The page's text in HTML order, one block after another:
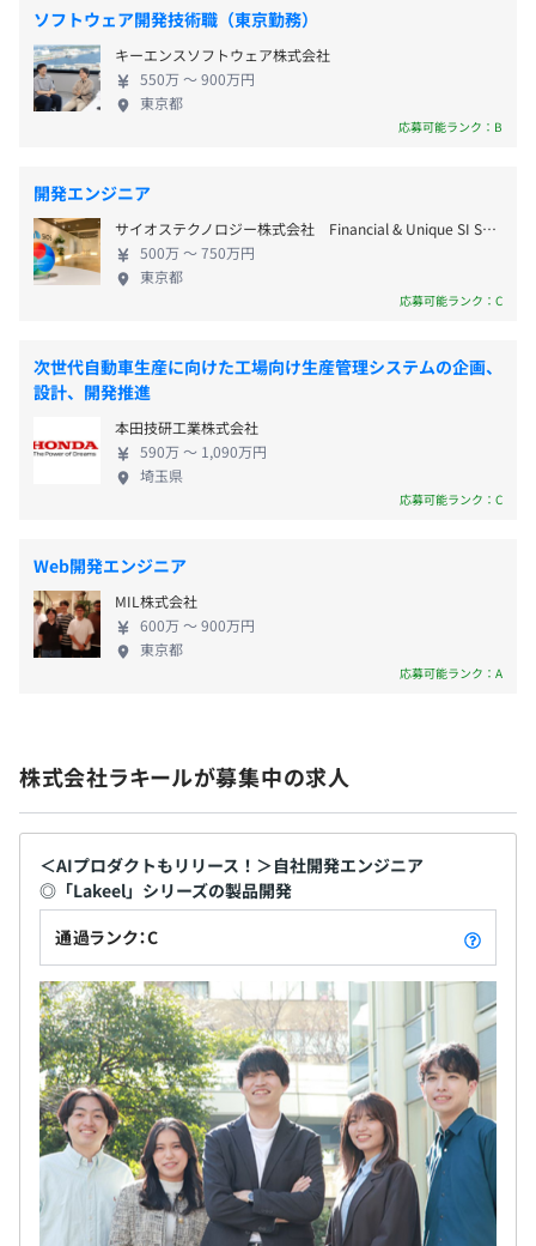
希望に応じて支給予定
Docker、AWS CloudFormation、Kubernetes
■都営地下鉄三田線「御成門駅」A5出口より 徒歩約3分
■東京メトロ日比谷線「神谷町駅」3番出口より 徒歩約4
とに勤続年数に応じて付与（最大20日）
・産休育休・介護休業、子の看護休暇、介護休暇
・リフレッシュ休暇、創立記念日休暇、慶弔休暇
・通勤手当（1ヶ月定期代を実費支給（上限5万円））
・時間外勤務手当
※給与2ヶ月分を基準とし、会社業績・個人評価により変
動あり
関東ITソフトウェア健康保険組合加入
社会保険完備（雇用・健康・労災・厚生年金）
無期雇用
試用期間あり：6カ月（条件・待遇に変動なし）
の社員はLaKeel Wayを理解し、実践することを期待
されています。 「ロイヤリティ」 Royalty：企業理念
に共感し、チームの一員として誇りを持って行動す
ること 「問題解決能力」 Capability for problem
solving：立ちはだかるさまざまな問題に対して自分
Innovative：探求心、想像力をもってブレイクスル
ーに挑むこと 「プロフェッショナル」
Professional：高い専門性をもって有言実行すること
「ヒューマンスキル」 Human skill：ポジティブかつ
建設的に物事をとらえ、チームと自身の成長を継続
ソフトウェア開発技術職（東京勤務）
キーエンスソフトウェア株式会社
550万 〜 900万円
東京都
応募可能ランク：B
開発エンジニア
サイオステクノロジー株式会社 Financial & Unique SI Service Line
500万 〜 750万円
東京都
応募可能ランク：C
次世代自動車生産に向けた工場向け生産管理システムの企画、
設計、開発推進
本田技研工業株式会社
590万 〜 1,090万円
埼玉県
応募可能ランク：C
Web開発エンジニア
MIL株式会社
600万 〜 900万円
東京都
応募可能ランク：A
株式会社ラキールが募集中の求人
＜AIプロダクトもリリース！＞自社開発エンジニア
◎「Lakeel」シリーズの製品開発
通過ランク：C